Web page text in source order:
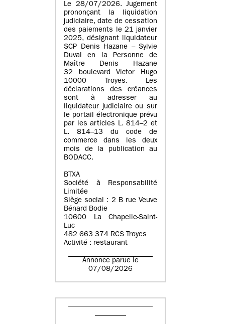
Le 28/07/2026. Jugement
prononçant la liquidation
judiciaire, date de cessation
des paiements le 21 janvier
2025, désignant liquidateur
SCP Denis Hazane – Sylvie
Duval en la Personne de
Maître Denis Hazane
32 boulevard Victor Hugo
10000 Troyes. Les
déclarations des créances
sont à adresser au
liquidateur judiciaire ou sur
le portail électronique prévu
par les articles L. 814–2 et
L. 814–13 du code de
commerce dans les deux
mois de la publication au
BODACC.
BTXA
Société à Responsabilité
Limitée
Siège social : 2 B rue Veuve
Bénard Bodie
10600 La Chapelle-Saint-
Luc
482 663 374 RCS Troyes
Activité : restaurant
Annonce parue le
07/08/2026